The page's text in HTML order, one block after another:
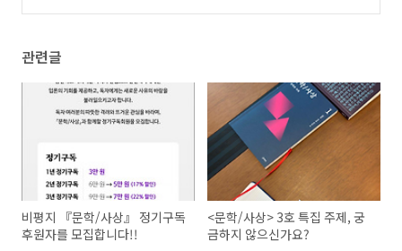
관련글
비평지 『문학/사상』 정기구독
후원자를 모집합니다!!
<문학/사상> 3호 특집 주제, 궁
금하지 않으신가요?